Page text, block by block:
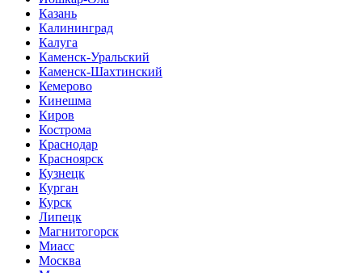
Казань
Калининград
Калуга
Каменск-Уральский
Каменск-Шахтинский
Кемерово
Кинешма
Киров
Кострома
Краснодар
Красноярск
Кузнецк
Курган
Курск
Липецк
Магнитогорск
Миасс
Москва